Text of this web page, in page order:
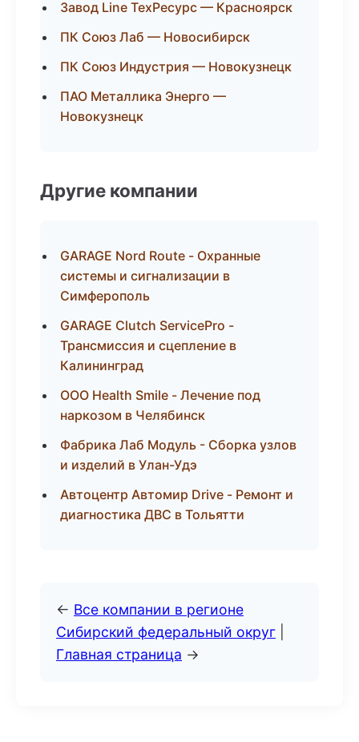
Завод Line ТехРесурс — Красноярск
ПК Союз Лаб — Новосибирск
ПК Союз Индустрия — Новокузнецк
ПАО Металлика Энерго —
Новокузнецк
Другие компании
GARAGE Nord Route - Охранные
системы и сигнализации в
Симферополь
GARAGE Clutch ServicePro -
Трансмиссия и сцепление в
Калининград
ООО Health Smile - Лечение под
наркозом в Челябинск
Фабрика Лаб Модуль - Сборка узлов
и изделий в Улан-Удэ
Автоцентр Автомир Drive - Ремонт и
диагностика ДВС в Тольятти
← Все компании в регионе
Сибирский федеральный округ
Главная страница →